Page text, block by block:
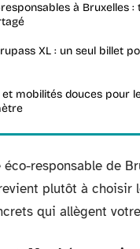
à Bruxelles :
XL : un seul billet
mobilités douces pour
responsable de
plutôt à choisir
qui allègent